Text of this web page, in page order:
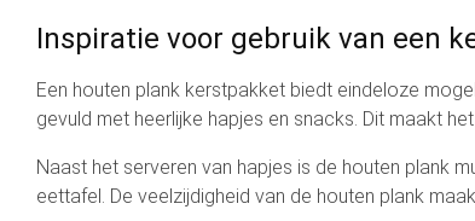
Inspiratie voor gebruik van een
Een houten plank kerstpakket biedt eindeloze
gevuld met heerlijke hapjes en snacks. Dit maakt
Naast het serveren van hapjes is de houten plank
eettafel. De veelzijdigheid van de houten plank